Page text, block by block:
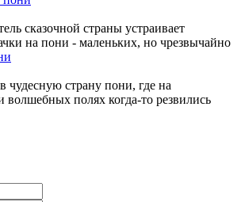
сказочной страны устраивает
на пони - маленьких, но чрезвычайно
чудесную страну пони, где на
волшебных полях когда-то резвились